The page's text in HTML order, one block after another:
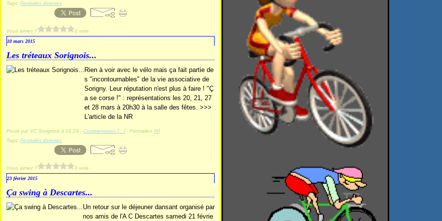
Tags: Festivités diverses
Vous aimez ?
0 vote
10 mars 2015
Les tréteaux Sorignois...
Rien à voir avec le vélo mais ça fait partie de
s "incontournables" de la vie associative de
Sorigny. Leur réputation n'est plus à faire ! "Ç
a se corse !" : représentations les 20, 21, 27
et 28 mars à 20h30 à la salle des fêtes. >>>
L'article de la NR
Posté par VC Sorignois à 01:29 - Commentaires [… ] - Permalien [#]
Tags: Festivités diverses
Vous aimez ?
0 vote
23 février 2015
Ça swing à Descartes...
Un retour sur le déjeuner dansant organisé par
nos amis de l'A C Descartes samedi 21 févrie